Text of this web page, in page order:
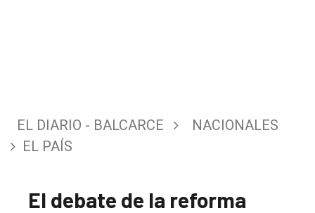
EL DIARIO - BALCARCE
NACIONALES
EL PAÍS
El debate de la reforma